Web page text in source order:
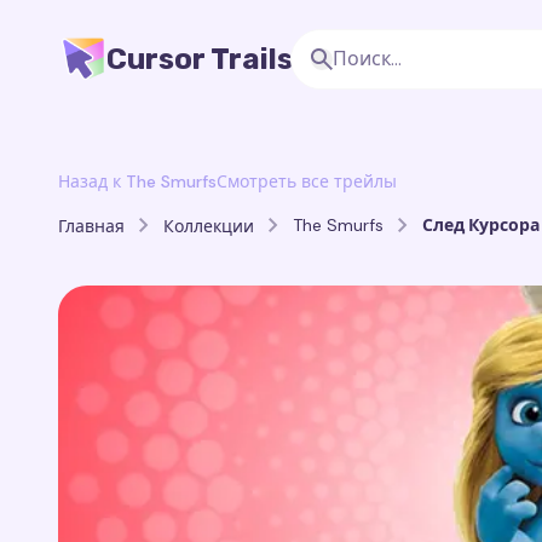
Cursor Trails
Назад к The SmurfsСмотреть все трейлы
Главная Коллекции The Smurfs След